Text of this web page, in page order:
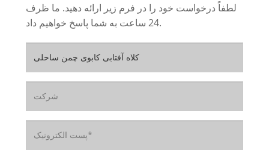
لطفاً درخواست خود را در فرم زیر ارائه دهید. ما ظرف
24 ساعت به شما پاسخ خواهیم داد.